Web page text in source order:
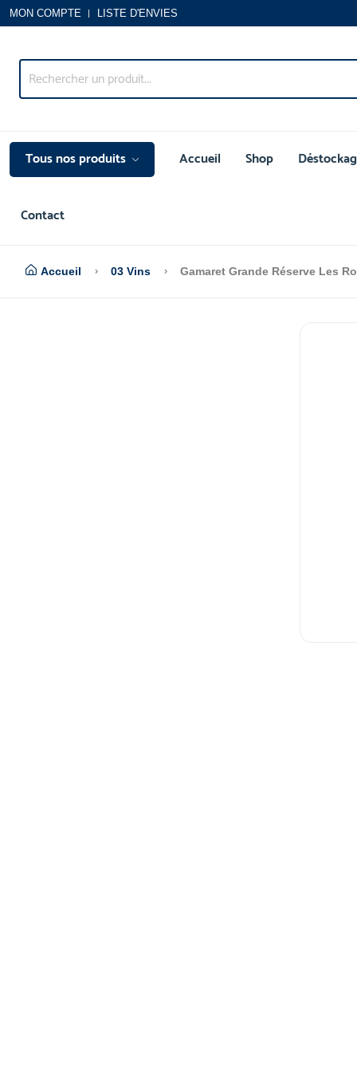
MON COMPTE LISTE D'ENVIES
Tous nos produits Accueil Shop
Contact
Accueil 03 Vins Gamaret Grande Réserve Les